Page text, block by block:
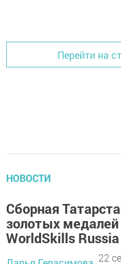
Перейти на
НОВОСТИ
Сборная
золотых
WorldSkills Russia
22